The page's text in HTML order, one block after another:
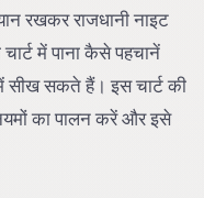
रखकर राजधानी नाइट
में पाना कैसे पहचानें
सीख सकते हैं। इस चार्ट की
का पालन करें और इसे